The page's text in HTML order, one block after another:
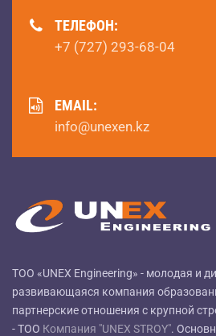
ТЕЛЕФОН:
+7 (727) 293-68-04
EMAIL:
info@unexen.kz
ТОО «UNEX Engineering» - молодая и
развивающаяся компания
партнерские отношения с крупной
- ТОО Компания "UNEX STROY".